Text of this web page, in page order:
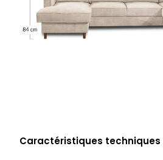
Caractéristiques